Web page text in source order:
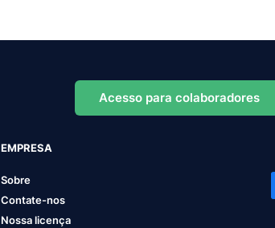
Acesso para colaboradores
EMPRESA
Sobre
Contate-nos
Nossa licença